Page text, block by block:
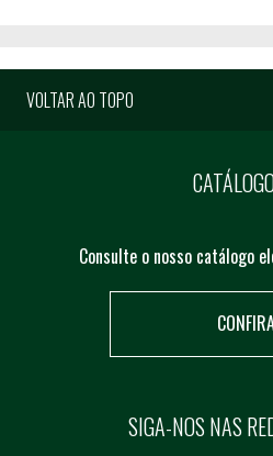
VOLTAR AO TOPO
Consulte o nosso catálogo
SIGA-NOS NAS